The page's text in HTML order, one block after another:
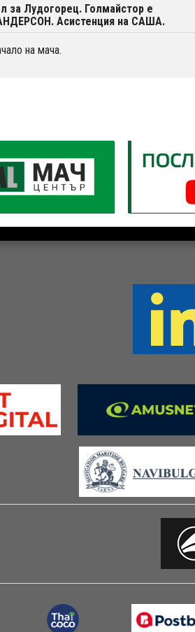
за Лудогорец. Голмайстор е
Асистенция на САША.
на мача.